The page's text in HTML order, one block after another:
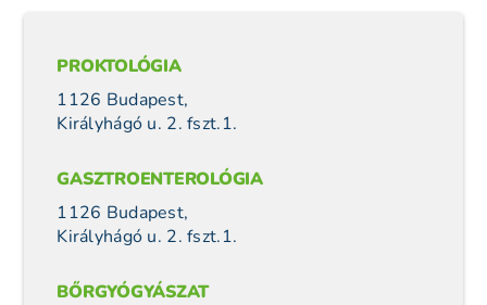
PROKTOLÓGIA
1126 Budapest,
Királyhágó u. 2. fszt.1.
GASZTROENTEROLÓGIA
1126 Budapest,
Királyhágó u. 2. fszt.1.
BŐRGYÓGYÁSZAT